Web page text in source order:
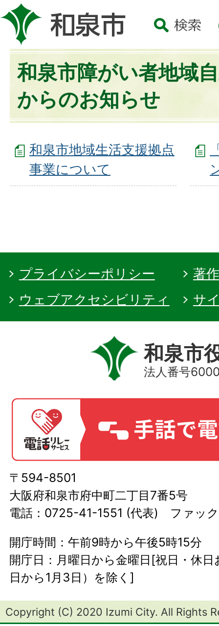
和泉市障がい者地域
からのお知らせ
和泉市地域生活支援拠点
事業について
プライバシーポリシー
著
ウェブアクセシビリティ
サ
和泉市
法人番号
〒594-8501
大阪府和泉市府中町二丁目7番5号
電話：0725-41-1551 (代表) ファッ
開庁時間：午前9時から午後5時15分
開庁日：月曜日から金曜日[祝日・休
日から1月3日）を除く]
Copyright (C) 2020 Izumi City. All Rights